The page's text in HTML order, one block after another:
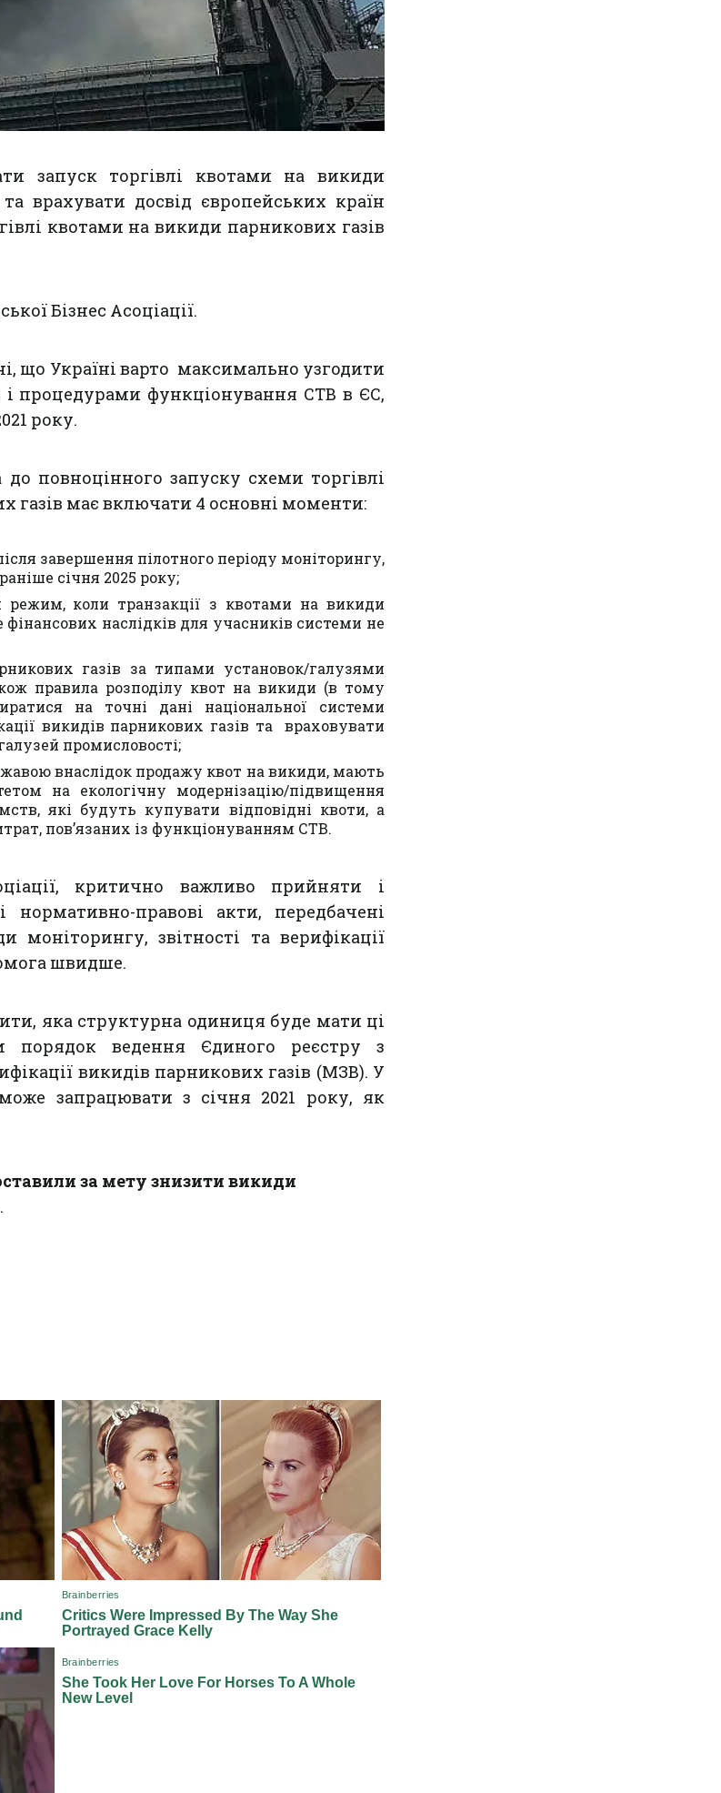
запуск торгівлі квотами на викиди
врахувати досвід європейських країн
квотами на викиди парникових газів
Бізнес Асоціації.
що Україні варто максимально узгодити
процедурами функціонування СТВ в ЄС,
року.
повноцінного запуску схеми торгівлі
газів має включати 4 основні моменти:
завершення пілотного періоду моніторингу,
січня 2025 року;
режим, коли транзакції з квотами на викиди
наслідків для учасників системи не
газів за типами установок/галузями
правила розподілу квот на викиди (в тому
на точні дані національної системи
викидів парникових газів та враховувати
промисловості;
внаслідок продажу квот на викиди, мають
на екологічну модернізацію/підвищення
які будуть купувати відповідні квоти, а
пов’язаних із функціонуванням СТВ.
критично важливо прийняти і
нормативно-правові акти, передбачені
моніторингу, звітності та верифікації
швидше.
яка структурна одиниця буде мати ці
порядок ведення Єдиного реєстру з
викидів парникових газів (МЗВ). У
запрацювати з січня 2021 року, як
за мету знизити викиди